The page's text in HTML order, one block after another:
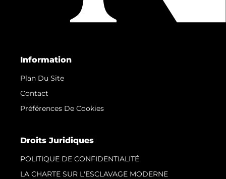
Information
Plan Du Site
Contact
Préférences De Cookies
Droits Juridiques
POLITIQUE DE CONFIDENTIALITÉ
LA CHARTE SUR L'ESCLAVAGE MODERNE